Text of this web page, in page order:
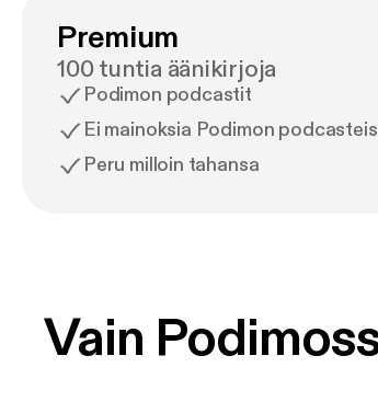
Premium
100 tuntia äänikirjoja
Podimon podcastit
Ei mainoksia Podimon
Peru milloin tahansa
Vain